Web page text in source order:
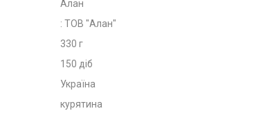
Алан
: ТОВ "Алан"
330 г
150 діб
Україна
курятина